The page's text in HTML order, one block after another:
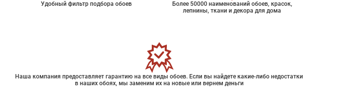
Удобный фильтр подбора обоев
Более 50000 наименований обоев, красок,
лепнины, ткани и декора для дома
Наша компания предоставляет гарантию на все виды обоев. Если вы найдете какие-либо недостатки
в наших обоях, мы заменим их на новые или вернем деньги